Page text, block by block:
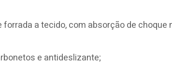
forrada a tecido, com absorção de choque
e antideslizante;